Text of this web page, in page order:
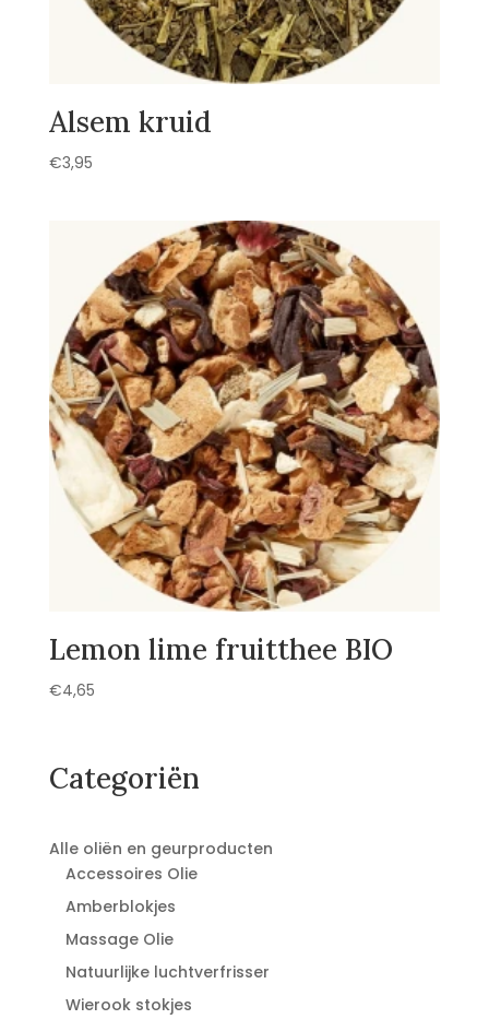
Alsem kruid
€3,95
Lemon lime fruitthee BIO
€4,65
Categoriën
Alle oliën en geurproducten
Accessoires Olie
Amberblokjes
Massage Olie
Natuurlijke luchtverfrisser
Wierook stokjes